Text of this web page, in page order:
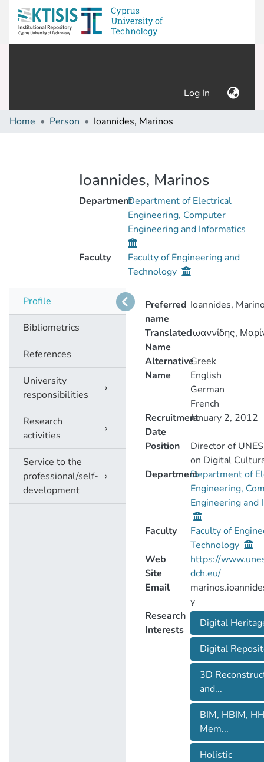
Log In (current)
Home Person Ioannides, Marinos
Ioannides, Marinos
DepartmentDepartment of Electrical
Engineering, Computer
Engineering and Informatics
Faculty
Faculty of Engineering and
Technology
Profile
Bibliometrics
References
University
responsibilities
Research
activities
Service to the
professional/self-
development
Preferred
name
Ioannides,
Translated
Name
Ιωαννίδης,
Alternative
Name
Greek
English
German
French
Recruitment
Date
January 2, 2012
Position
Director of
on Digital
DepartmentDepartment of
Engineering,
Engineering and
Faculty
Faculty of
Technology
Web
Site
https://
dch.eu/
Email
y
Research
Interests
Digital
Digital
3D
and...
BIM, HBIM,
Mem...
Holistic